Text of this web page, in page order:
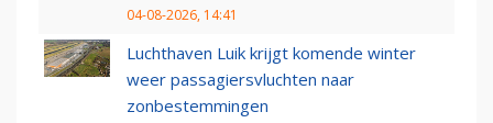
04-08-2026, 14:41
Luchthaven Luik krijgt komende winter
weer passagiersvluchten naar
zonbestemmingen